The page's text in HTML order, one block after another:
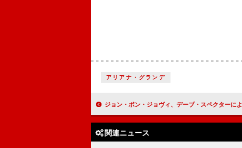
アリアナ・グランデ
ジョン・ボン・ジョヴィ、デーブ・スペクターによるインタビューが『ワイド！スクランブル』にて12/20放送
関連ニュース